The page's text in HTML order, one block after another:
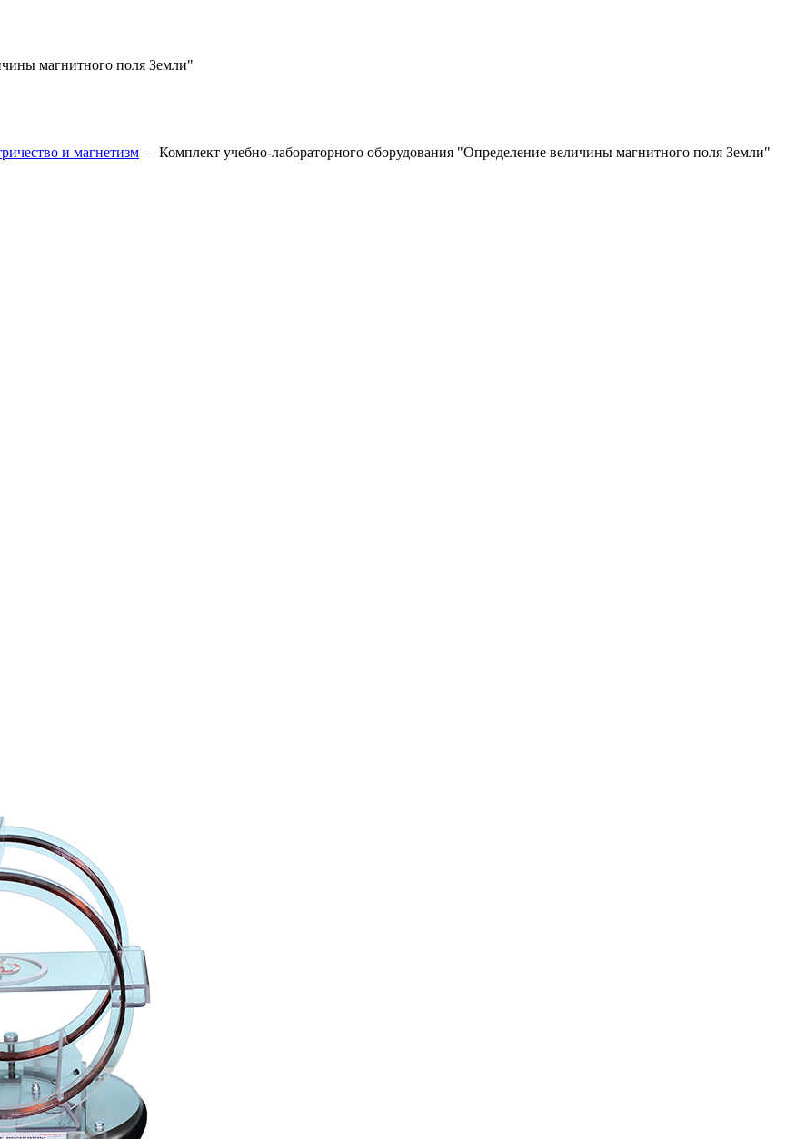
магнитного поля Земли"
и магнетизм —Комплект учебно-лабораторного оборудования "Определение величины магнитного поля Земли"